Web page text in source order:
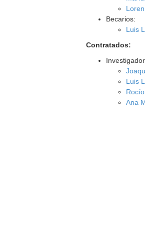
Becarios:
Luis
Contratados:
Luis
Ana